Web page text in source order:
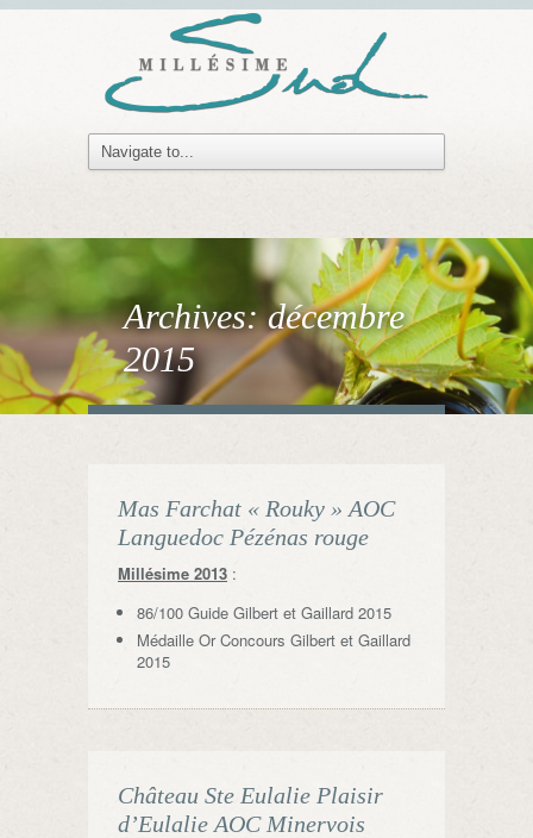
Archives:décembre
2015
Mas Farchat « Rouky » AOC
Languedoc Pézénas rouge
Millésime 2013 :
86/100 Guide Gilbert et Gaillard 2015
Médaille Or Concours Gilbert et Gaillard
2015
Château Ste Eulalie Plaisir
d’Eulalie AOC Minervois